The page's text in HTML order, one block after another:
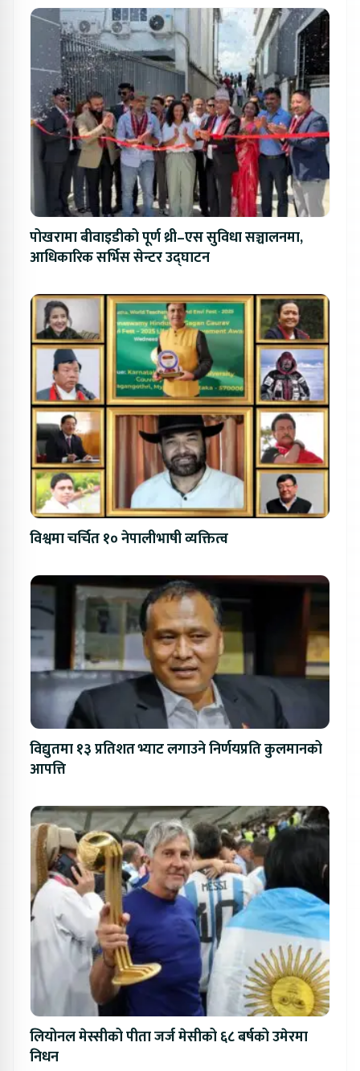
पोखरामा बीवाइडीको पूर्ण थ्री–एस सुविधा सञ्चालनमा,
आधिकारिक सर्भिस सेन्टर उद्घाटन
विश्वमा चर्चित १० नेपालीभाषी व्यक्तित्व
विद्युतमा १३ प्रतिशत भ्याट लगाउने निर्णयप्रति कुलमानको
आपत्ति
लियोनल मेस्सीको पीता जर्ज मेसीको ६८ बर्षको उमेरमा
निधन